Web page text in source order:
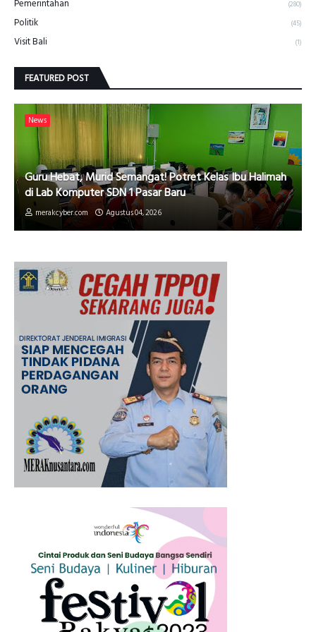
Pemerintahan (280)
Politik (45)
Visit Bali (1)
FEATURED POST
News
Guru Hebat, Murid Semangat! Potret Kelas Ibu Halimah
di Lab Komputer SDN 1 Pasar Baru
merakcyber.com Agustus 04, 2026